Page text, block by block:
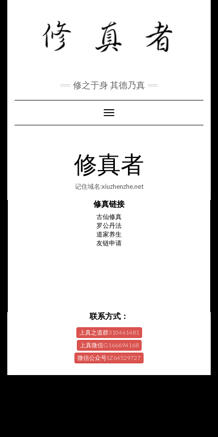
修之于身 其德乃真
Toggle Navigation
修真者
记住域名:xiuzhenzhe.net
修真链接
古仙修真
罗公丹法
道家养生
友链申请
联系方式：
上真之道群310461481
上真微信G166694168
微信公众号SZ64529727